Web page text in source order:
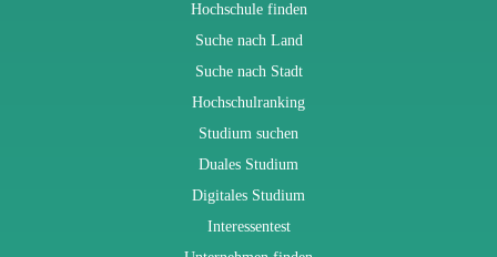
Hochschule finden
Suche nach Land
Suche nach Stadt
Hochschulranking
Studium suchen
Duales Studium
Digitales Studium
Interessentest